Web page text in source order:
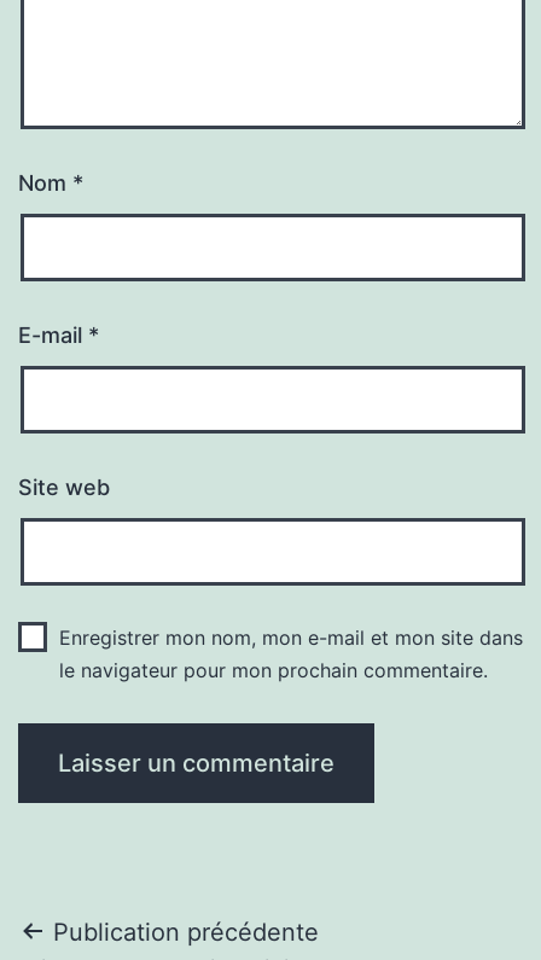
Nom *
E-mail *
Site web
Enregistrer mon nom, mon e-mail et mon site dans
le navigateur pour mon prochain commentaire.
Navigation
Publication précédente